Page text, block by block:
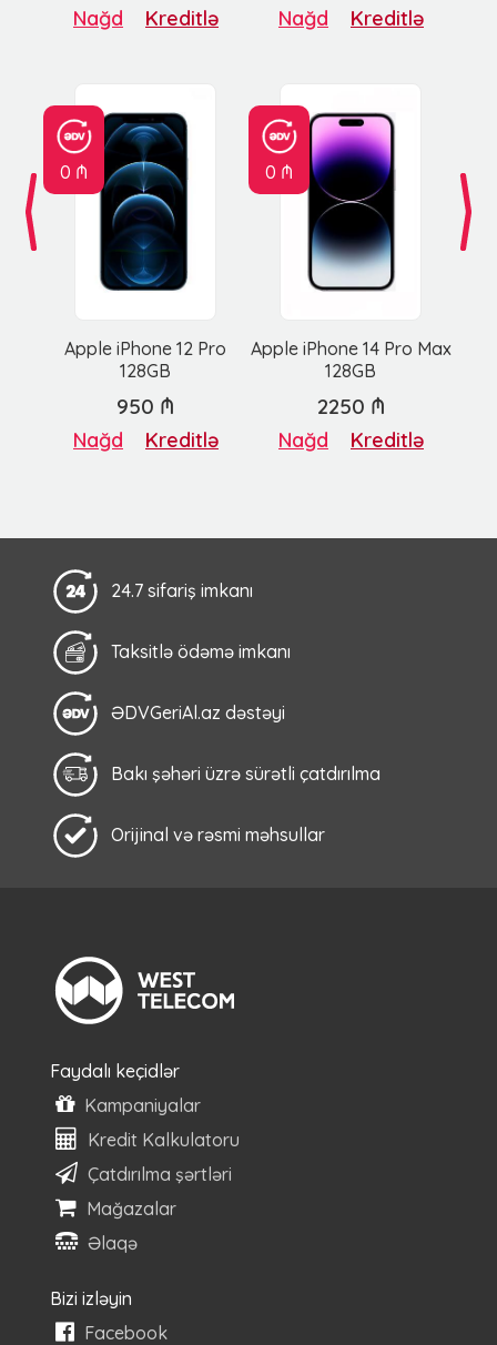
Nağd Kreditlə Nağd Kreditlə
0 ₼
Apple iPhone 12 Pro
128GB
0 ₼
Apple iPhone 14 Pro Max
128GB
950 ₼
Nağd Kreditlə
2250 ₼
Nağd Kreditlə
24.7 sifariş imkanı
Taksitlə ödəmə imkanı
ƏDVGeriAl.az dəstəyi
Bakı şəhəri üzrə sürətli çatdırılma
Orijinal və rəsmi məhsullar
Faydalı keçidlər
Kampaniyalar
Kredit Kalkulatoru
Çatdırılma şərtləri
Mağazalar
Əlaqə
Bizi izləyin
Facebook